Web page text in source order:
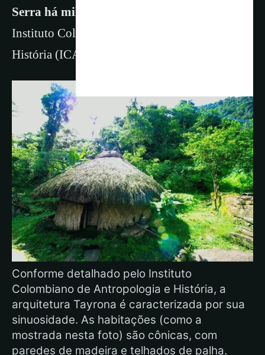
Serra há milhares de anos
Instituto Colombiano de Antropologia e
História (ICANH).
Conforme detalhado pelo Instituto
Colombiano de Antropologia e História, a
arquitetura Tayrona é caracterizada por sua
sinuosidade. As habitações (como a
mostrada nesta foto) são cônicas, com
paredes de madeira e telhados de palha.